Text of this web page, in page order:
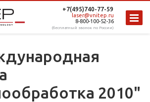
+7(495)740-77-59
laser@vnitep.ru
8-800-100-52-36
(бесплатный звонок по России)
2010"